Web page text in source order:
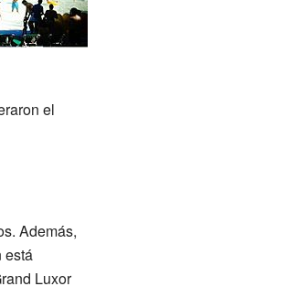
el
Además,
está
Luxor